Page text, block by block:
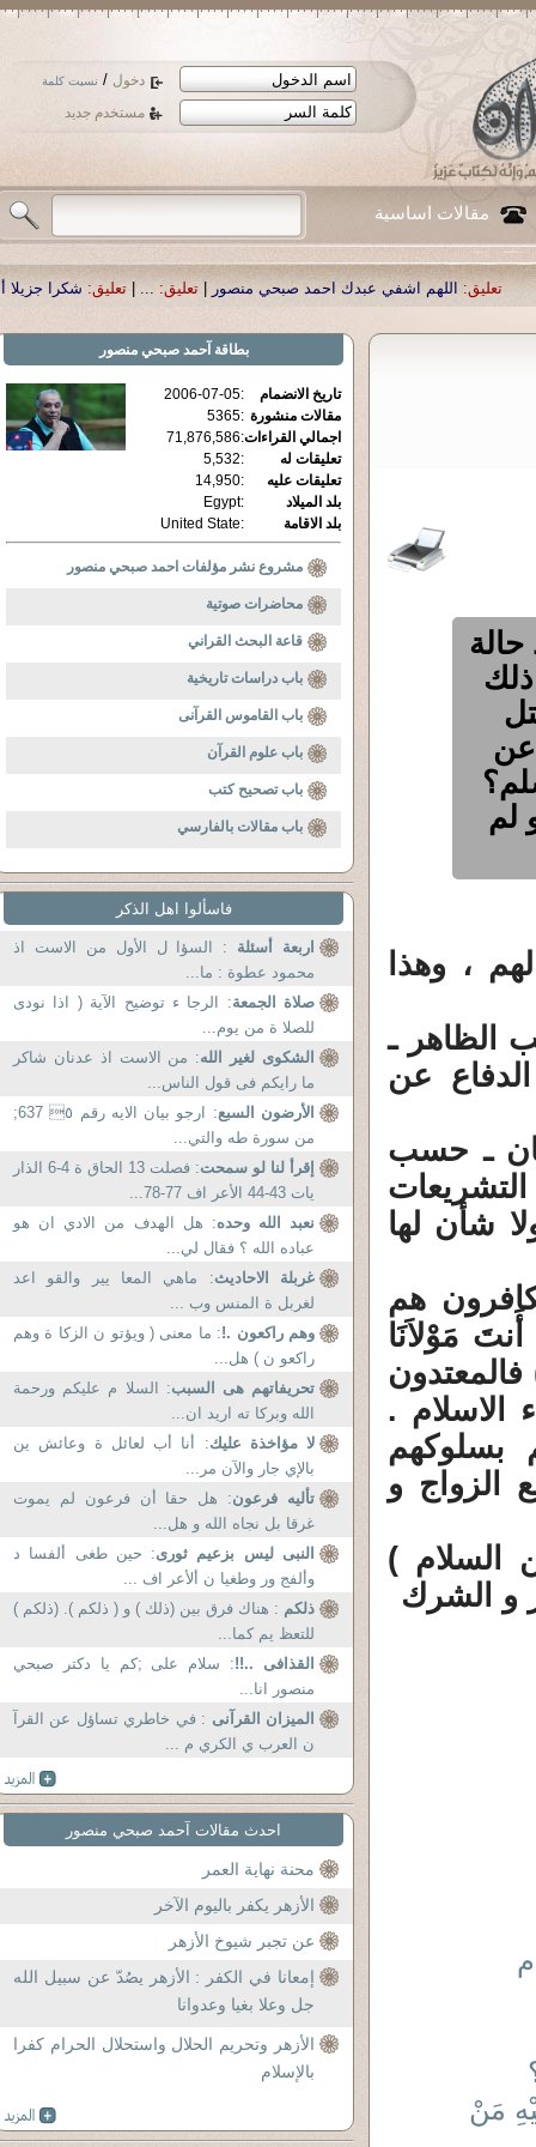
دخول / نسيت كلمة
مستخدم جديد
مقالات اساسية
اشفي عبدك احمد صبحي منصور| تعليق: ...
|تعليق: شكرا جزيلا أستاذ حمد
عن
لم
، وهذا
الظاهر ـ
عن
ـ حسب
شأن لها
هم
مَوْلاَنَا
الْقَوْمِ الْكَافِرِينَ ) ( البقرة 268 ) فالمعتدون
الاسلام .
بسلوكهم
الزواج و
السلام )
و الشرك
مَنْ
بطاقة آحمد صبحي منصور
تاريخ الانضمام :
2006-07-05
مقالات منشورة :
5365
اجمالي القراءات:
71,876,586
تعليقات له
:
5,532
تعليقات عليه
:
14,950
بلد الميلاد
:
Egypt
بلد الاقامة
:
United State
مشروع نشر مؤلفات احمد صبحي منصور
محاضرات صوتية
قاعة البحث القراني
باب دراسات تاريخية
باب القاموس القرآنى
باب علوم القرآن
باب تصحيح كتب
باب مقالات بالفارسي
فاسألوا اهل الذكر
اربعة أسئلة : السؤا ل الأول من الاست اذ
محمود عطوة : ما...
صلاة الجمعة: الرجا ء توضيح الآية ( اذا نودى
للصلا ة من يوم...
الشكوى لغير الله: من الاست اذ عدنان شاكر
ما رايكم فى قول الناس...
الأرضون السبع
: ارجو بيان الايه رقم ٥ 637;
من سورة طه والتي...
إقرأ لنا لو سمحت
: فصلت 13 الحاق ة 4-6 الذار
يات 43-44 الأعر اف 77-78...
نعبد الله وحده: هل الهدف من الادي ان هو
عباده الله ؟ فقال لي...
غربلة الاحاديث: ماهي المعا يير والقو اعد
لغربل ة المنس وب ...
وهم راكعون .!: ما معنى ( ويؤتو ن الزكا ة وهم
راكعو ن ) هل...
تحريفاتهم هى السبب: السلا م عليكم ورحمة
الله وبركا ته اريد ان...
لا مؤاخذة عليك: أنا أب لعائل ة وعائش ين
بالإي جار والآن مر...
تأليه فرعون: هل حقا أن فرعون لم يموت
غرقا بل نجاه الله و هل...
النبى ليس بزعيم ثورى: حين طغى ألفسا د
وألفج ور وطغيا ن ألأعر اف ...
ذلكم : هناك فرق بين (ذلك ) و ( ذلكم ). (ذلكم )
للتعظ يم كما...
القذافى ..!!: سلام علی ;کم یا دکتر صبحي
منصور انا...
الميزان القرآنى : في خاطري تساؤل عن القرآ
ن العرب ي الكري م ...
احدث مقالات آحمد صبحي منصور
محنة نهاية العمر
الأزهر يكفر باليوم الآخر
عن تجبر شيوخ الأزهر
إمعانا في الكفر : الأزهر يصُدّ عن سبيل الله
جل وعلا بغيا وعدوانا
الأزهر وتحريم الحلال واستحلال الحرام كفرا
بالإسلام